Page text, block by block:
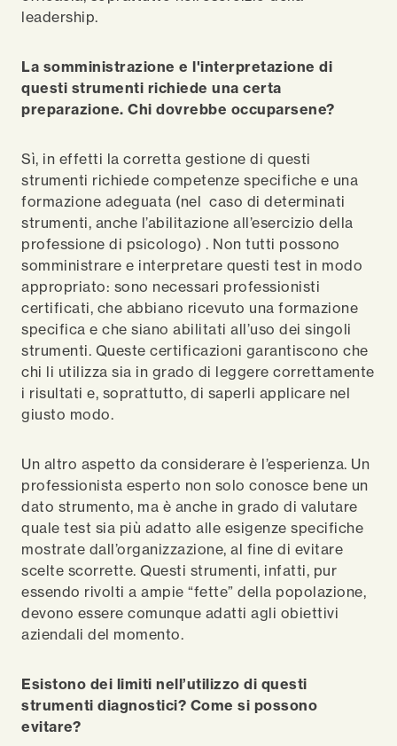
leadership.
La somministrazione e l'interpretazione di
questi strumenti richiede una certa
preparazione. Chi dovrebbe occuparsene?
Sì, in effetti la corretta gestione di questi
strumenti richiede competenze specifiche e una
formazione adeguata (nel caso di determinati
strumenti, anche l’abilitazione all’esercizio della
professione di psicologo) . Non tutti possono
somministrare e interpretare questi test in modo
appropriato: sono necessari professionisti
certificati, che abbiano ricevuto una formazione
specifica e che siano abilitati all’uso dei singoli
strumenti. Queste certificazioni garantiscono che
chi li utilizza sia in grado di leggere correttamente
i risultati e, soprattutto, di saperli applicare nel
giusto modo.
Un altro aspetto da considerare è l’esperienza. Un
professionista esperto non solo conosce bene un
dato strumento, ma è anche in grado di valutare
quale test sia più adatto alle esigenze specifiche
mostrate dall’organizzazione, al fine di evitare
scelte scorrette. Questi strumenti, infatti, pur
essendo rivolti a ampie “fette” della popolazione,
devono essere comunque adatti agli obiettivi
aziendali del momento.
Esistono dei limiti nell’utilizzo di questi
strumenti diagnostici? Come si possono
evitare?